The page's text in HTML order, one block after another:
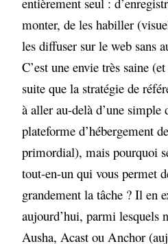
monter, de les habiller
les diffuser sur le web sans
C’est une envie très saine
suite que la stratégie de
à aller au-delà d’une simple
plateforme d’hébergement
primordial), mais pourquoi
tout-en-un qui vous permet
grandement la tâche ? Il en
aujourd’hui, parmi lesquels
Ausha, Acast ou Anchor